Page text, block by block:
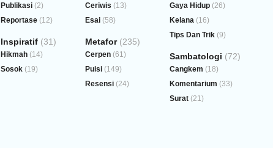
Publikasi(2)
Reportase(12)
Inspiratif(31)
Hikmah(14)
Sosok(19)
Ceriwis (13)
Esai(58)
Metafor(235)
Cerpen(61)
Puisi(149)
Resensi(24)
Gaya Hidup(26)
Kelana (16)
Tips Dan Trik(9)
Sambatologi (72)
Cangkem (18)
Komentarium (33)
Surat(21)